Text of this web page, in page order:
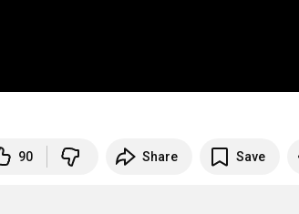
90 Share Save